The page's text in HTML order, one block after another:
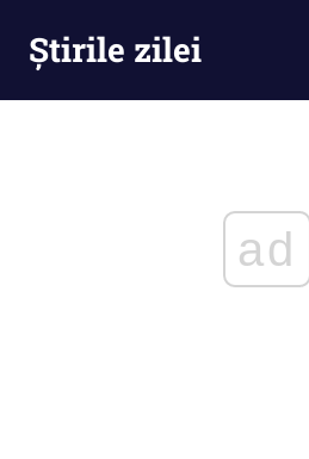
content
Știrile zilei
ad